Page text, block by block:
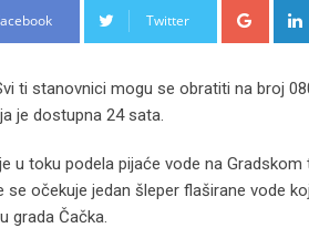
Twitter
ti stanovnici mogu se obratiti na broj
je dostupna 24 sata.
u toku podela pijaće vode na
se očekuje jedan šleper flaširane vode
grada Čačka.